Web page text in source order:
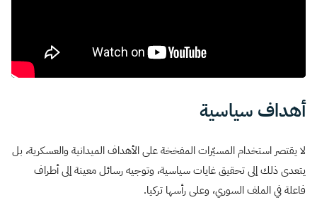
أهداف سياسية
لا يقتصر استخدام المسيّرات المفخخة على الأهداف الميدانية والعسكرية، بل
يتعدى ذلك إلى تحقيق غايات سياسية، وتوجيه رسائل معينة إلى أطراف
فاعلة في الملف السوري، وعلى رأسها تركيا.